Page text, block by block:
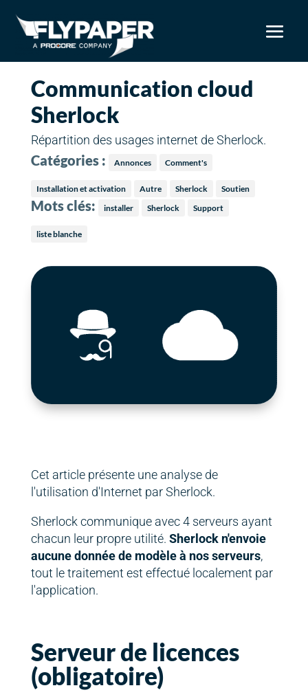
Communication cloud
Sherlock
Répartition des usages internet de Sherlock.
Catégories : Annonces Comment's
Installation et activation Autre Sherlock Soutien
Mots clés: installer Sherlock Support
liste blanche
Cet article présente une analyse de
l'utilisation d'Internet par Sherlock.
Sherlock communique avec 4 serveurs ayant
chacun leur propre utilité. Sherlock n'envoie
aucune donnée de modèle à nos serveurs,
tout le traitement est effectué localement par
l'application.
Serveur de licences
(obligatoire)